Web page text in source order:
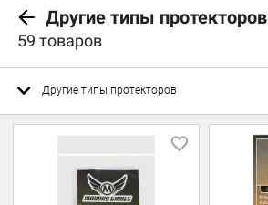
Другие типы протекторов
59 товаров
Другие типы протекторов